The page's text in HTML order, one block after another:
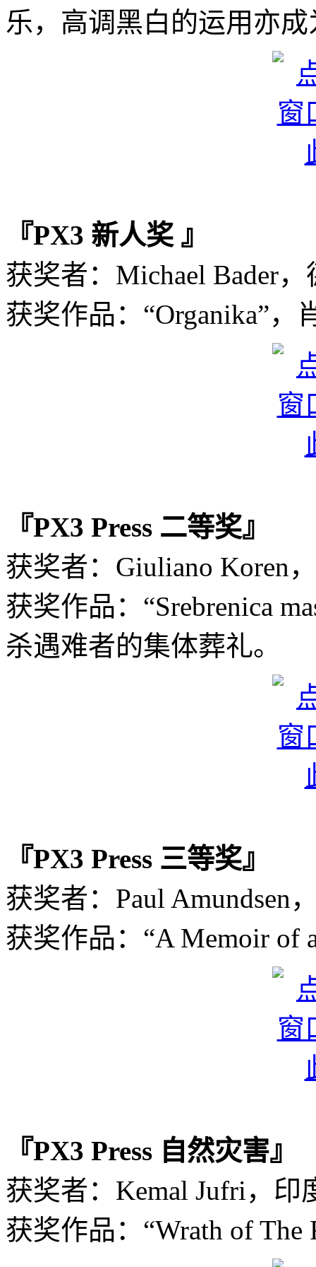
乐，高调黑白的运用亦
『PX3 新人奖 』
获奖者：Michael Bader，
获奖作品：“Organika”，
『PX3 Press 二等奖』
获奖者：Giuliano Koren
获奖作品：“Srebrenica
杀遇难者的集体葬礼。
『PX3 Press 三等奖』
获奖者：Paul Amundsen
获奖作品：“A Memoir of
『PX3 Press 自然灾害』
获奖者：Kemal Jufri，印
获奖作品：“Wrath of The